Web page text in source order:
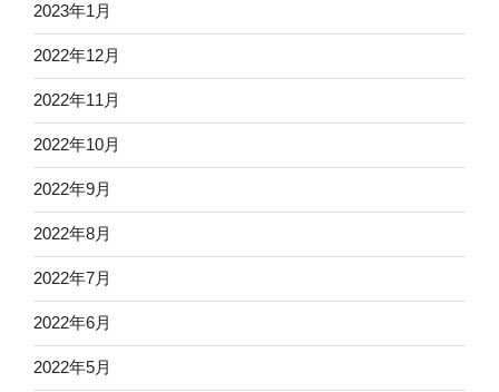
2023年1月
2022年12月
2022年11月
2022年10月
2022年9月
2022年8月
2022年7月
2022年6月
2022年5月